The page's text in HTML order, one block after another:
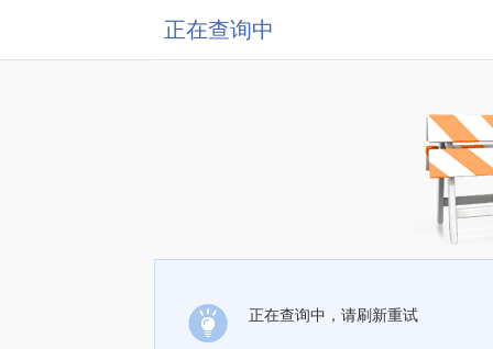
正在查询中
正在查询中，请刷新重试